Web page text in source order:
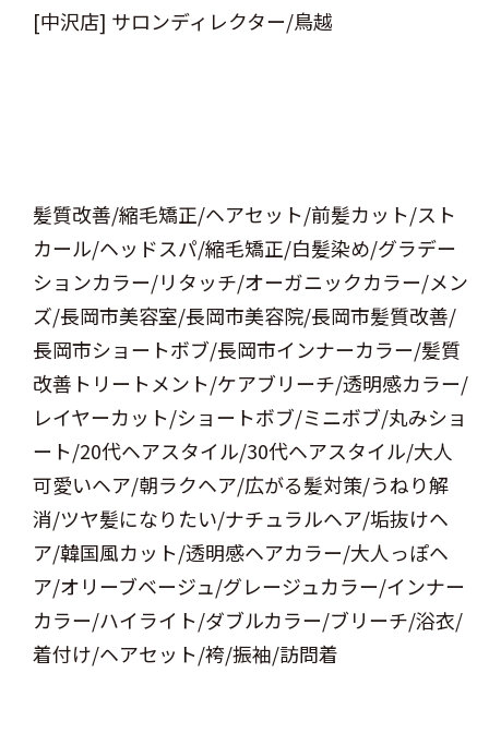
[中沢店] サロンディレクター/鳥越
髪質改善/縮毛矯正/ヘアセット/前髪カット/スト
カール/ヘッドスパ/縮毛矯正/白髪染め/グラデー
ションカラー/リタッチ/オーガニックカラー/メン
ズ/長岡市美容室/長岡市美容院/長岡市髪質改善/
長岡市ショートボブ/長岡市インナーカラー/髪質
改善トリートメント/ケアブリーチ/透明感カラー/
レイヤーカット/ショートボブ/ミニボブ/丸みショ
ート/20代ヘアスタイル/30代ヘアスタイル/大人
可愛いヘア/朝ラクヘア/広がる髪対策/うねり解
消/ツヤ髪になりたい/ナチュラルヘア/垢抜けヘ
ア/韓国風カット/透明感ヘアカラー/大人っぽヘ
ア/オリーブベージュ/グレージュカラー/インナー
カラー/ハイライト/ダブルカラー/ブリーチ/浴衣/
着付け/ヘアセット/袴/振袖/訪問着